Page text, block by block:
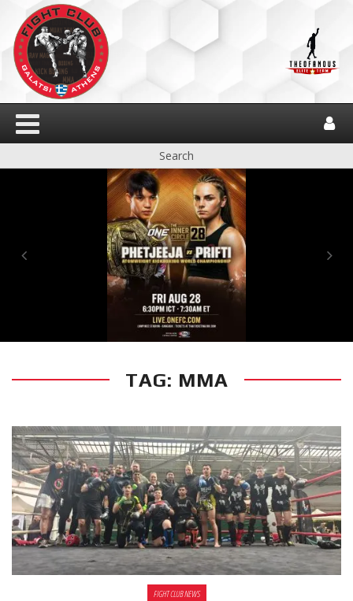
RECENT POSTS
Πρίφτη στο
μεγαλύτερο
και πιο
δύσκολο
αγώνα της καριέρας της,
διεκδικεί τον 6ο
παγκόσμιο τίτλο της
απέναντι στην Phetjeeja
για το ONE Atomweight
TAG: MMA
FIGHT CLUB NEWS